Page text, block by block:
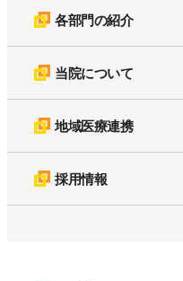
各部門の紹介
当院について
地域医療連携
採用情報